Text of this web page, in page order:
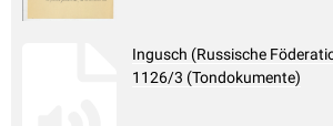
Ingusch (Russische
1126/3 (Tondokumente)